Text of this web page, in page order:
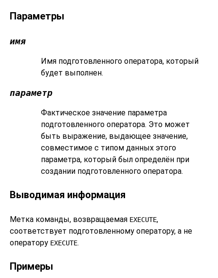
Параметры
имя
Имя подготовленного оператора, который
будет выполнен.
параметр
Фактическое значение параметра
подготовленного оператора. Это может
быть выражение, выдающее значение,
совместимое с типом данных этого
параметра, который был определён при
создании подготовленного оператора.
Выводимая информация
Метка команды, возвращаемая EXECUTE,
соответствует подготовленному оператору, а не
оператору EXECUTE.
Примеры